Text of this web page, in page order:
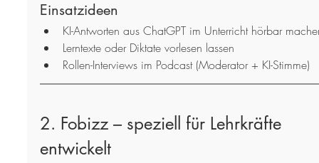
Einsatzideen
KI-Antworten aus ChatGPT im Unterricht hörbar
Lerntexte oder Diktate vorlesen lassen
Rollen-Interviews im Podcast (Moderator + KI-Stimme)
2. Fobizz – speziell für Lehrkräfte
entwickelt